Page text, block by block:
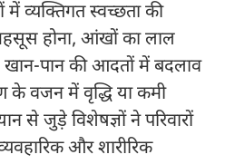
में व्यक्तिगत स्वच्छता की
होना, आंखों का लाल
खान-पान की आदतों में बदलाव
के वजन में वृद्धि या कमी
से जुड़े विशेषज्ञों ने परिवारों
और शारीरिक